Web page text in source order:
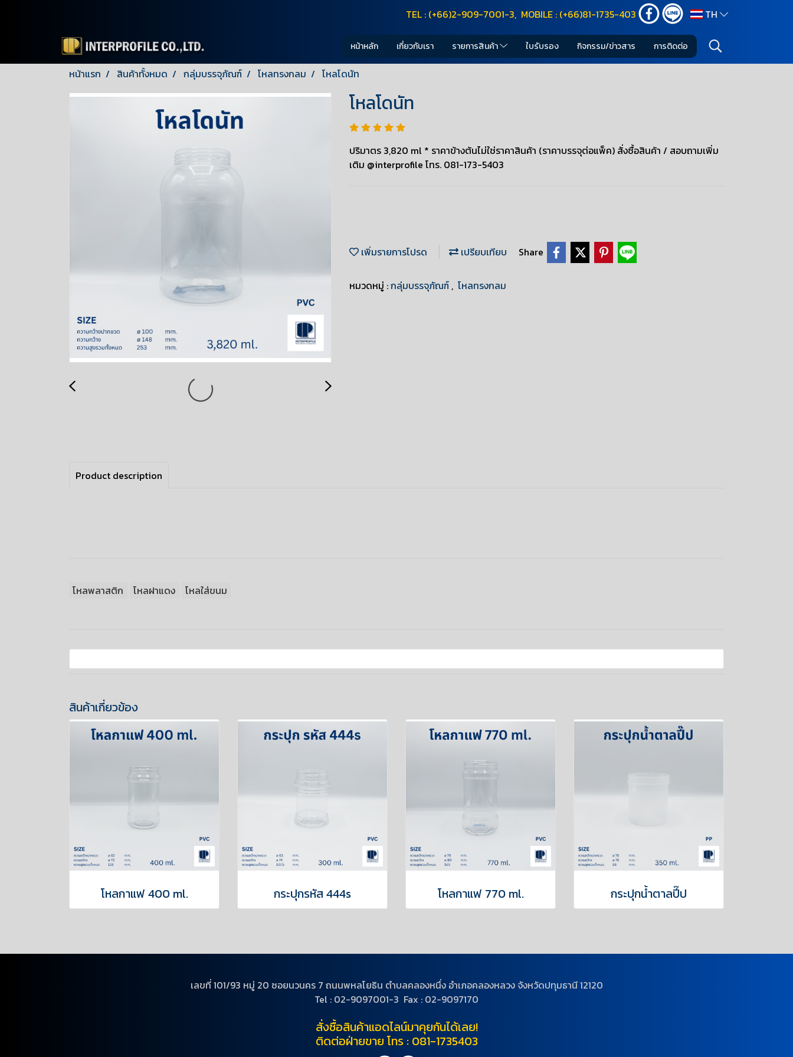
TEL : (+66)2-909-7001-3, MOBILE : (+66)81-1735-403 TH
หน้าหลัก เกี่ยวกับเรา รายการสินค้า ใบรับรอง กิจกรรม/ข่าวสาร การติดต่อ
หน้าแรก สินค้าทั้งหมด กลุ่มบรรจุภัณฑ์ โหลทรงกลม โหลโดนัท
โหลโดนัท
ปริมาตร 3,820 ml * ราคาข้างต้นไม่ใช่ราคาสินค้า (ราคาบรรจุต่อแพ็ค) สั่งซื้อสินค้า / สอบถามเพิ่ม
เติม @interprofile โทร. 081-173-5403
เพิ่มรายการโปรด เปรียบเทียบ Share
หมวดหมู่ :กลุ่มบรรจุภัณฑ์ , โหลทรงกลม
Product description
โหลพลาสติก โหลฝาแดง โหลใส่ขนม
สินค้าเกี่ยวข้อง
โหลกาแฟ 400 ml. กระปุกรหัส 444s โหลกาแฟ 770 ml. กระปุกน้ำตาลปี๊ป
เลขที่ 101/93 หมู่ 20 ซอยนวนคร 7 ถนนพหลโยธิน ตำบลคลองหนึ่ง อำเภอคลองหลวง จังหวัดปทุมธานี 12120
Tel : 02-9097001-3 Fax : 02-9097170
สั่งซื้อสินค้าแอดไลน์มาคุยกันได้เลย!
ติดต่อฝ่ายขาย โทร : 081-1735403